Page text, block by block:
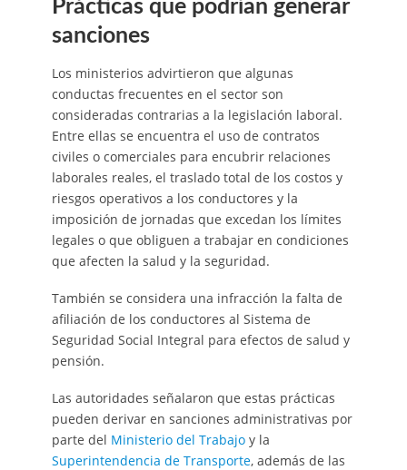
Prácticas que podrían generar
sanciones
Los ministerios advirtieron que algunas
conductas frecuentes en el sector son
consideradas contrarias a la legislación laboral.
Entre ellas se encuentra el uso de contratos
civiles o comerciales para encubrir relaciones
laborales reales, el traslado total de los costos y
riesgos operativos a los conductores y la
imposición de jornadas que excedan los límites
legales o que obliguen a trabajar en condiciones
que afecten la salud y la seguridad.
También se considera una infracción la falta de
afiliación de los conductores al Sistema de
Seguridad Social Integral para efectos de salud y
pensión.
Las autoridades señalaron que estas prácticas
pueden derivar en sanciones administrativas por
parte del Ministerio del Trabajoy la
Superintendencia de Transporte, además de las